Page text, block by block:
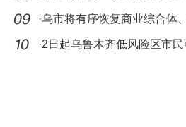
·乌市将有序恢复商业综合体
酒店饭
·2日起乌鲁木齐低风险区市